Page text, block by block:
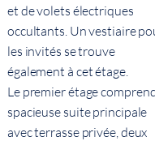
et de volets électriques
occultants. Un vestiaire
les invités se trouve
également à cet étage.
Le premier étage
spacieuse suite principale
avec terrasse privée, deux